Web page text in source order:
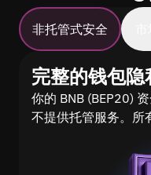
非托管式安全
完整的钱包
你的 BNB (BEP20)
不提供托管服务。所